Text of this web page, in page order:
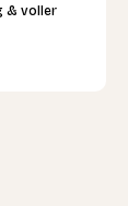
& voller